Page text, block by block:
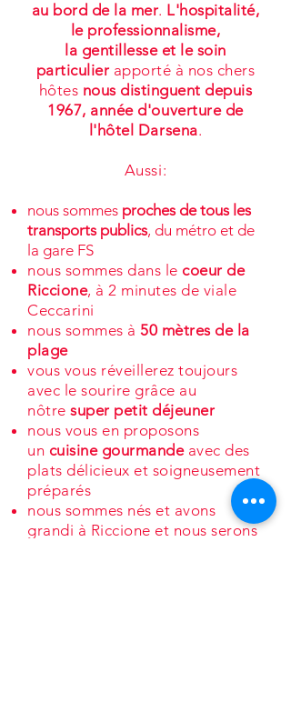
au bord de la mer. L'hospitalité,
le professionnalisme,
la gentillesse et le soin
particulier apporté à nos chers
hôtes nous distinguent depuis
1967, année d'ouverture de
l'hôtel Darsena.
Aussi:
nous sommes proches de tous les
transports publics, du métro et de
la gare FS
nous sommes dans le coeur de
Riccione, à 2 minutes de viale
Ceccarini
nous sommes à50 mètres de la
plage
vous vous réveillerez toujours
avec le sourire grâce au
nôtresuper petit déjeuner
nous vous en proposons
un cuisine gourmandeavec des
plats délicieux et soigneusement
préparés
nous sommes nés et avons
grandi à Riccione et nous serons